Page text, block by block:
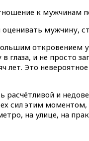
к мужчинам
мужчину,
откровением
в глаза, и не просто
лет. Это
расчётливой и
сил этим
на улице, на